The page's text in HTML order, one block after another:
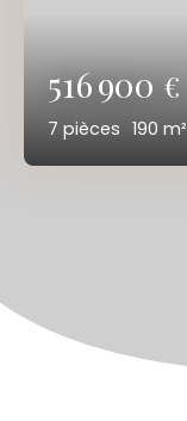
516 900€
7 pièces 190 m²